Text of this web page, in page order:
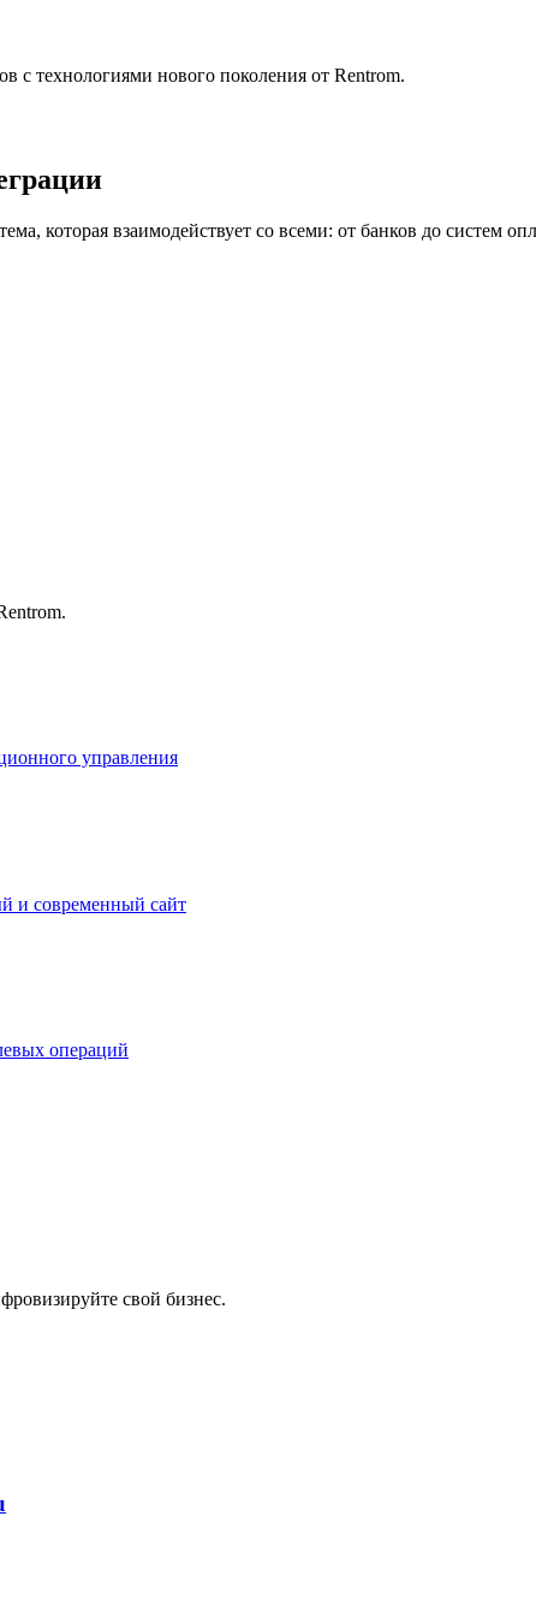
с технологиями нового поколения от Rentrom.
которая взаимодействует со всеми: от банков до систем
управления
и современный сайт
операций
свой бизнес.